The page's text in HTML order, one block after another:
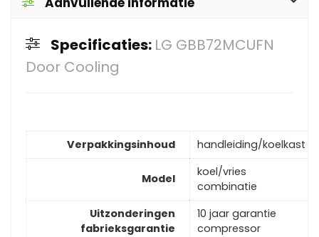
Specificaties: LG GBB72MCUFN
Door Cooling
Verpakkingsinhoud handleiding/koelkast
Model
koel/vries
combinatie
Uitzonderingen
fabrieksgarantie
10 jaar garantie
compressor